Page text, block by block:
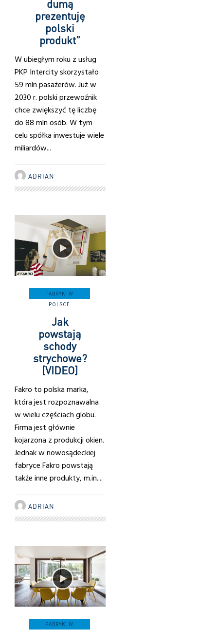
dumą
prezentuję
polski
produkt”
W ubiegłym roku z usług
PKP Intercity skorzystało
59 mln pasażerów. Już w
2030 r. polski przewoźnik
chce zwiększyć tę liczbę
do 88 mln osób. W tym
celu spółka inwestuje wiele
miliardów...
ADRIAN
FABRYKI W
POLSCE
Jak
powstają
schody
strychowe?
[VIDEO]
Fakro to polska marka,
która jest rozpoznawalna
w wielu częściach globu.
Firma jest głównie
kojarzona z produkcji okien.
Jednak w nowosądeckiej
fabryce Fakro powstają
także inne produkty, m.in....
ADRIAN
FABRYKI W